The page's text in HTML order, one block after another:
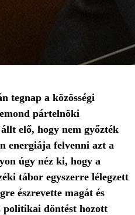
tegnap a közösségi
pártelnöki
elő, hogy nem győzték
energiája felvenni azt a
úgy néz ki, hogy a
tábor egyszerre lélegzett
észrevette magát és
politikai döntést hozott